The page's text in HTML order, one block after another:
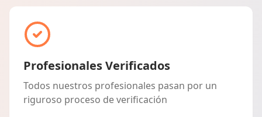
Profesionales Verificados
Todos nuestros profesionales pasan por un
riguroso proceso de verificación